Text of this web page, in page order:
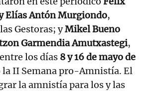
Elías Antón Murgiondo,
Gestoras; yMikel Bueno
Garmendia Amutxastegi,
los días 8 y 16 de mayo de
la II Semana pro-Amnistía. El
la amnistía para los y las